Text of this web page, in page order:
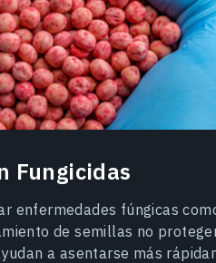
Fungicidas
enfermedades fúngicas
de semillas no
a asentarse más